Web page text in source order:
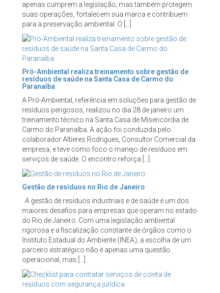
apenas cumprem a legislação, mas também protegem
suas operações, fortalecem sua marca e contribuem
para a preservação ambiental. O […]
Pró-Ambiental realiza treinamento sobre gestão de
resíduos de saúde na Santa Casa de Carmo do
Paranaíba
A Pró-Ambiental, referência em soluções para gestão de
resíduos perigosos, realizou no dia 28 de janeiro um
treinamento técnico na Santa Casa de Misericórdia de
Carmo do Paranaíba. A ação foi conduzida pelo
colaborador Altieres Rodrigues, Consultor Comercial da
empresa, e teve como foco o manejo de resíduos em
serviços de saúde. O encontro reforça […]
Gestão de resíduos no Rio de Janeiro
A gestão de resíduos industriais e de saúde é um dos
maiores desafios para empresas que operam no estado
do Rio de Janeiro. Com uma legislação ambiental
rigorosa e a fiscalização constante de órgãos como o
Instituto Estadual do Ambiente (INEA), a escolha de um
parceiro estratégico não é apenas uma questão
operacional, mas […]